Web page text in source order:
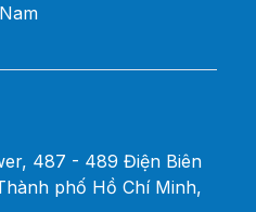
487 - 489 Điện Biên
phố Hồ Chí Minh,